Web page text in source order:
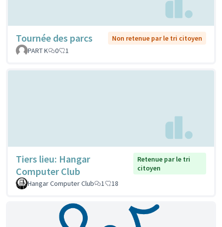
Tournée des parcs
Non retenue par le tri citoyen
PART K
0 1
Tiers lieu: Hangar
Computer Club
Retenue par le tri
citoyen
Hangar Computer Club
1 18